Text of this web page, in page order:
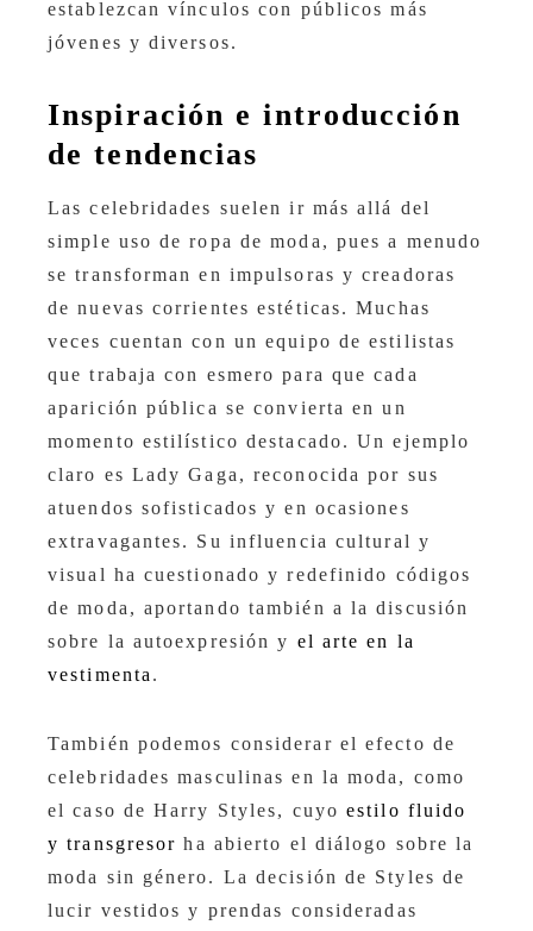
establezcan vínculos con públicos más
jóvenes y diversos.
Inspiración e introducción
de tendencias
Las celebridades suelen ir más allá del
simple uso de ropa de moda, pues a menudo
se transforman en impulsoras y creadoras
de nuevas corrientes estéticas. Muchas
veces cuentan con un equipo de estilistas
que trabaja con esmero para que cada
aparición pública se convierta en un
momento estilístico destacado. Un ejemplo
claro es Lady Gaga, reconocida por sus
atuendos sofisticados y en ocasiones
extravagantes. Su influencia cultural y
visual ha cuestionado y redefinido códigos
de moda, aportando también a la discusión
sobre la autoexpresión y el arte en la
vestimenta .
También podemos considerar el efecto de
celebridades masculinas en la moda, como
el caso de Harry Styles, cuyoestilo fluido
y transgresor ha abierto el diálogo sobre la
moda sin género. La decisión de Styles de
lucir vestidos y prendas consideradas